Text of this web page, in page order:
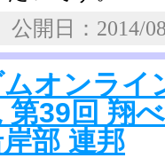
公開日：
オンライ
第39回 翔
部 連邦